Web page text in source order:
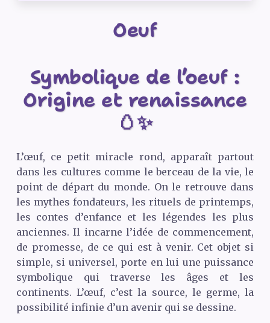
Oeuf
Symbolique de l’oeuf :
Origine et renaissance
🥚✨
L’œuf, ce petit miracle rond, apparaît partout
dans les cultures comme le berceau de la vie, le
point de départ du monde. On le retrouve dans
les mythes fondateurs, les rituels de printemps,
les contes d’enfance et les légendes les plus
anciennes. Il incarne l’idée de commencement,
de promesse, de ce qui est à venir. Cet objet si
simple, si universel, porte en lui une puissance
symbolique qui traverse les âges et les
continents. L’œuf, c’est la source, le germe, la
possibilité infinie d’un avenir qui se dessine.